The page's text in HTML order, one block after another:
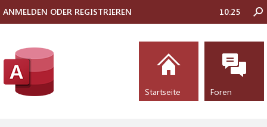
ANMELDEN ODER REGISTRIEREN 10:25
Startseite Foren